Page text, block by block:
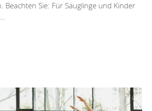
Beachten Sie: Für Säuglinge und Kinder